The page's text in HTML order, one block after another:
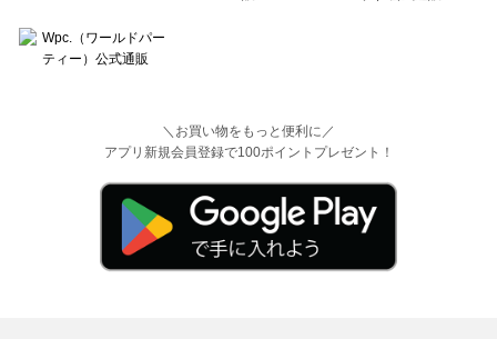
＼お買い物をもっと便利に／
アプリ新規会員登録で100ポイントプレゼント！